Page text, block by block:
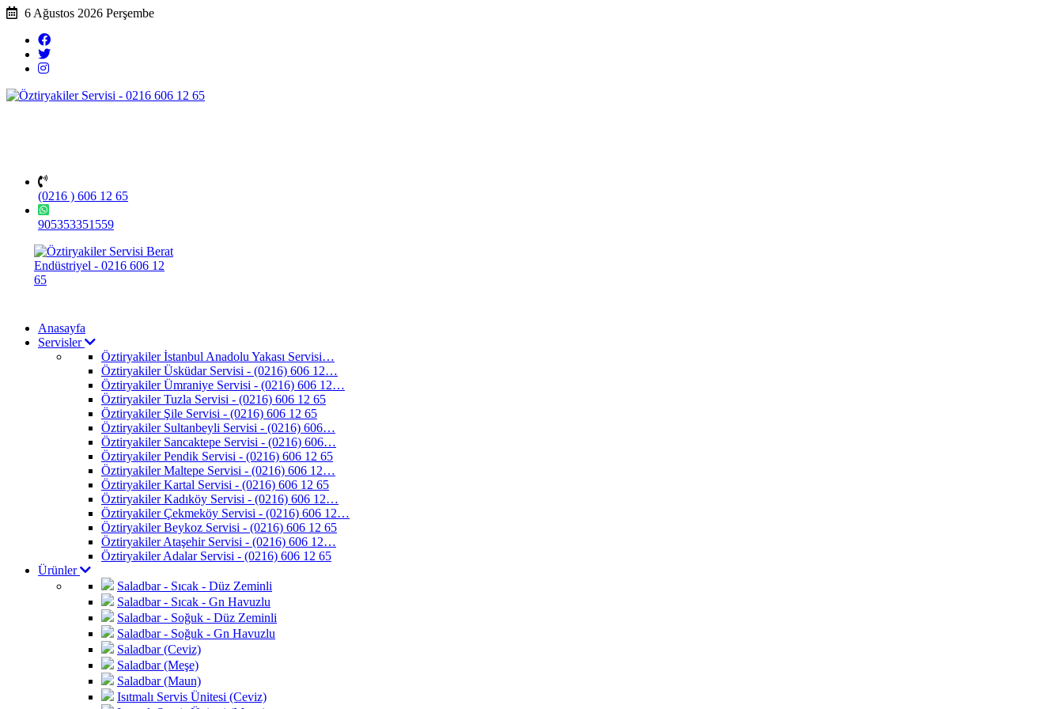
6 Ağustos 2026 Perşembe
(0216 ) 606 12 65
905353351559
Anasayfa
Servisler
Öztiryakiler İstanbul Anadolu Yakası Servisi…
Öztiryakiler Üsküdar Servisi - (0216) 606 12…
Öztiryakiler Ümraniye Servisi - (0216) 606 12…
Öztiryakiler Tuzla Servisi - (0216) 606 12 65
Öztiryakiler Şile Servisi - (0216) 606 12 65
Öztiryakiler Sultanbeyli Servisi - (0216) 606…
Öztiryakiler Sancaktepe Servisi - (0216) 606…
Öztiryakiler Pendik Servisi - (0216) 606 12 65
Öztiryakiler Maltepe Servisi - (0216) 606 12…
Öztiryakiler Kartal Servisi - (0216) 606 12 65
Öztiryakiler Kadıköy Servisi - (0216) 606 12…
Öztiryakiler Çekmeköy Servisi - (0216) 606 12…
Öztiryakiler Beykoz Servisi - (0216) 606 12 65
Öztiryakiler Ataşehir Servisi - (0216) 606 12…
Öztiryakiler Adalar Servisi - (0216) 606 12 65
Ürünler
Saladbar - Sıcak - Düz Zeminli
Saladbar - Sıcak - Gn Havuzlu
Saladbar - Soğuk - Düz Zeminli
Saladbar - Soğuk - Gn Havuzlu
Saladbar (Ceviz)
Saladbar (Meşe)
Saladbar (Maun)
Isıtmalı Servis Ünitesi (Ceviz)